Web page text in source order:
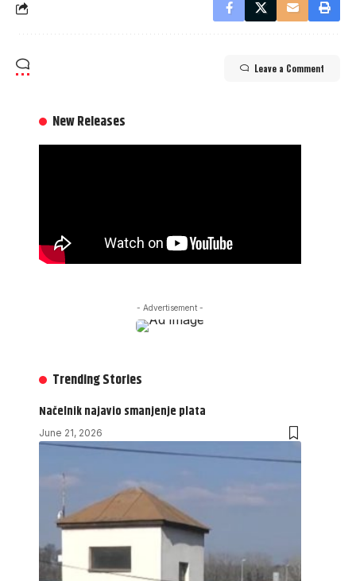
Leave a Comment
New Releases
- Advertisement -
Trending Stories
Načelnik najavio smanjenje plata
June 21, 2026